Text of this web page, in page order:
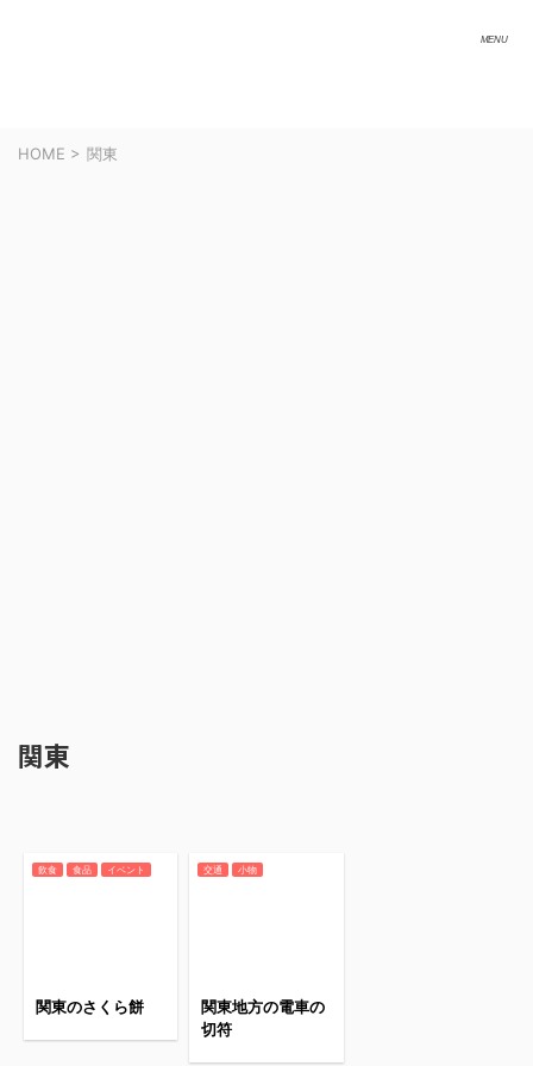
HOME > 関東
関東
飲食 食品 イベント
関東のさくら餅
交通 小物
関東地方の電車の
切符